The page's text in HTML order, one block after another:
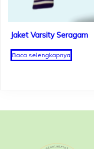
Jaket Varsity Seragam
Baca selengkapnya